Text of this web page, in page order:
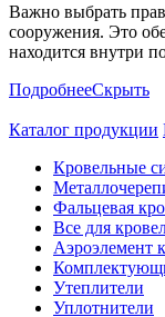
Важно выбрать
сооружения. Это
находится внутри
ПодробнееСкрыть
Каталог продукции
Кровельные
Фальцевая
Все для
Аэроэлемент
Утеплители
Уплотнители